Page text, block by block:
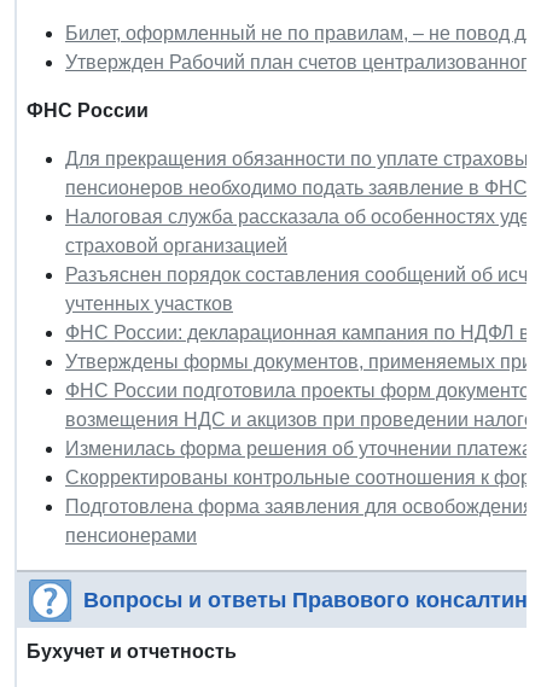
Билет, оформленный не по правилам, – не повод
Утвержден Рабочий план счетов централизованного
ФНС России
Для прекращения обязанности по уплате
пенсионеров необходимо подать заявление в ФНС
Налоговая служба рассказала об особенностях
страховой организацией
Разъяснен порядок составления сообщений об
учтенных участков
ФНС России: декларационная кампания по НДФЛ в
Утверждены формы документов, применяемых при
ФНС России подготовила проекты форм
возмещения НДС и акцизов при проведении
Изменилась форма решения об уточнении платежа
Скорректированы контрольные соотношения к
Подготовлена форма заявления для
пенсионерами
Вопросы и ответы Правового
Бухучет и отчетность